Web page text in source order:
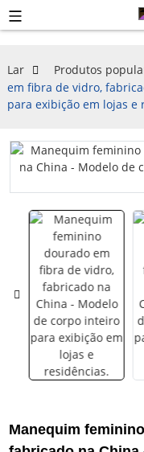
Lar Produtos
em fibra de vidro,
para exibição em lojas e
Manequim